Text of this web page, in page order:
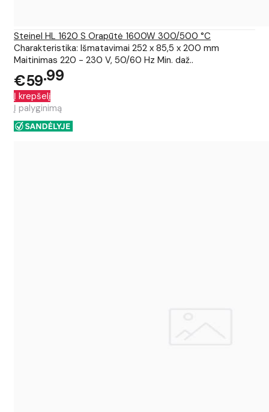
Steinel HL 1620 S Orapūtė 1600W 300/500 °C
Charakteristika: Išmatavimai 252 x 85,5 x 200 mm
Maitinimas 220 - 230 V, 50/60 Hz Min. daž..
€59 99
Į krepšelį
Į palyginimą